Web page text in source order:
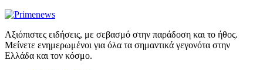
Αξιόπιστες ειδήσεις, με σεβασμό στην παράδοση και το ήθος.
Μείνετε ενημερωμένοι για όλα τα σημαντικά γεγονότα στην
Ελλάδα και τον κόσμο.